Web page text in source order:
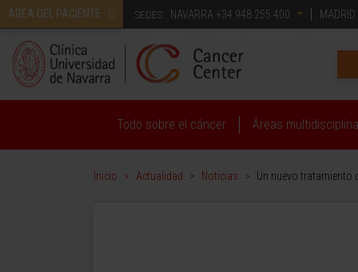
ÁREA DEL PACIENTE SEDES: NAVARRA +34 948 255 400 MADRID
Todo sobre el cáncer Áreas
Inicio > Actualidad > Noticias > Un nuevo tratamiento